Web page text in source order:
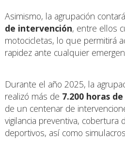
Asimismo, la agrupación
de intervención, entre ellos
motocicletas, lo que permitirá
rapidez ante cualquier
Durante el año 2025, la
realizó más de 7.200 horas
de un centenar de
vigilancia preventiva, cobertura
deportivos, así como